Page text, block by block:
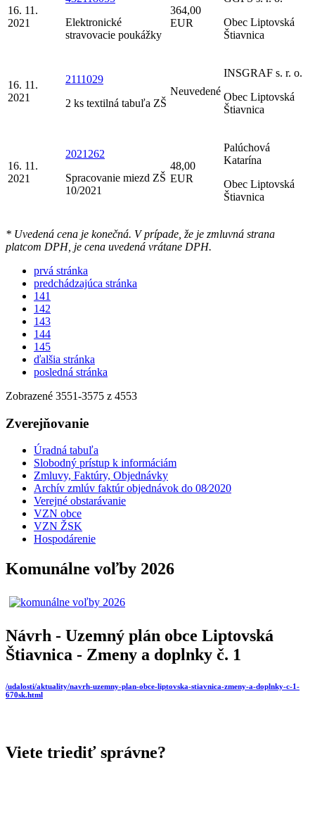
16. 11.
2021
Elektronické
stravovacie poukážky
364,00
EUR
Obec Liptovská
Štiavnica
16. 11.
2021
2111029
2 ks textilná tabuľa ZŠ
Neuvedené
INSGRAF s. r. o.
Obec Liptovská
Štiavnica
16. 11.
2021
2021262
Spracovanie miezd ZŠ
10/2021
48,00
EUR
Palúchová
Katarína
Obec Liptovská
Štiavnica
* Uvedená cena je konečná. V prípade, že je zmluvná strana
platcom DPH, je cena uvedená vrátane DPH.
prvá stránka
predchádzajúca stránka
141
142
143
144
145
ďalšia stránka
posledná stránka
Zobrazené 3551-3575 z 4553
Zverejňovanie
Úradná tabuľa
Slobodný prístup k informáciám
Zmluvy, Faktúry, Objednávky
Archív zmlúv faktúr objednávok do 08⁄2020
Verejné obstarávanie
VZN obce
VZN ŽSK
Hospodárenie
Komunálne voľby 2026
Návrh - Uzemný plán obce Liptovská
Štiavnica - Zmeny a doplnky č. 1
/udalosti/aktuality/navrh-uzemny-plan-obce-liptovska-stiavnica-zmeny-a-doplnky-c-1-
670sk.html
Viete triediť správne?